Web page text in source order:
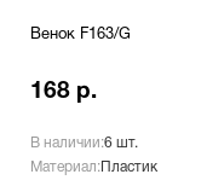
Венок F163/G
168 р.
В наличии:6 шт.
Материал: Пластик